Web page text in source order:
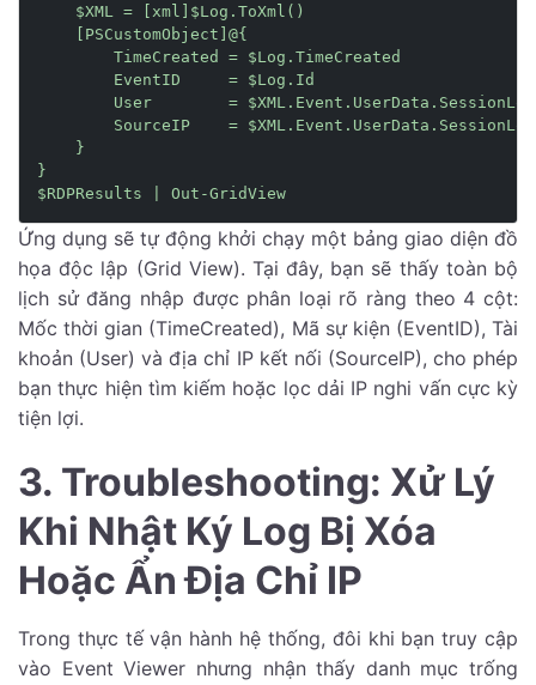
    $XML = [xml]$Log.ToXml()
    [PSCustomObject]@{
        TimeCreated = $Log.TimeCreated
        EventID     = $Log.Id
User        =
SourceIP    =
    }
}
Ứng dụng sẽ tự động khởi chạy một bảng giao diện đồ
họa độc lập (Grid View). Tại đây, bạn sẽ thấy toàn bộ
lịch sử đăng nhập được phân loại rõ ràng theo 4 cột:
Mốc thời gian (TimeCreated), Mã sự kiện (EventID), Tài
khoản (User) và địa chỉ IP kết nối (SourceIP), cho phép
bạn thực hiện tìm kiếm hoặc lọc dải IP nghi vấn cực kỳ
tiện lợi.
3. Troubleshooting: Xử Lý
Khi Nhật Ký Log Bị Xóa
Hoặc Ẩn Địa Chỉ IP
Trong thực tế vận hành hệ thống, đôi khi bạn truy cập
vào Event Viewer nhưng nhận thấy danh mục trống